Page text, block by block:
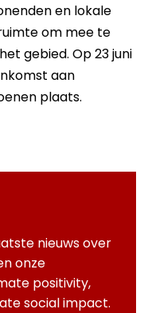
en lokale
om mee te
gebied. Op 23 juni
aan
plaats.
nieuws over
onze
positivity,
social impact.